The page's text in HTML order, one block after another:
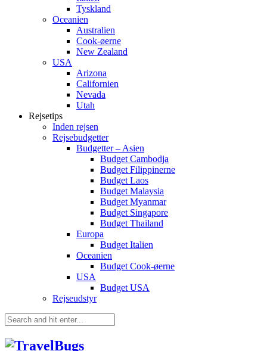
Tyskland
Oceanien
Australien
Cook-øerne
New Zealand
USA
Arizona
Californien
Nevada
Utah
Rejsetips
Inden rejsen
Rejsebudgetter
Budgetter – Asien
Budget Cambodja
Budget Filippinerne
Budget Laos
Budget Malaysia
Budget Myanmar
Budget Singapore
Budget Thailand
Europa
Budget Italien
Oceanien
Budget Cook-øerne
USA
Budget USA
Rejseudstyr